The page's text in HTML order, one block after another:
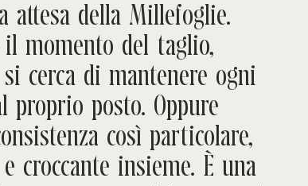
attesa della Millefoglie.
il momento del taglio,
cerca di mantenere ogni
proprio posto. Oppure
così particolare,
croccante insieme. È una